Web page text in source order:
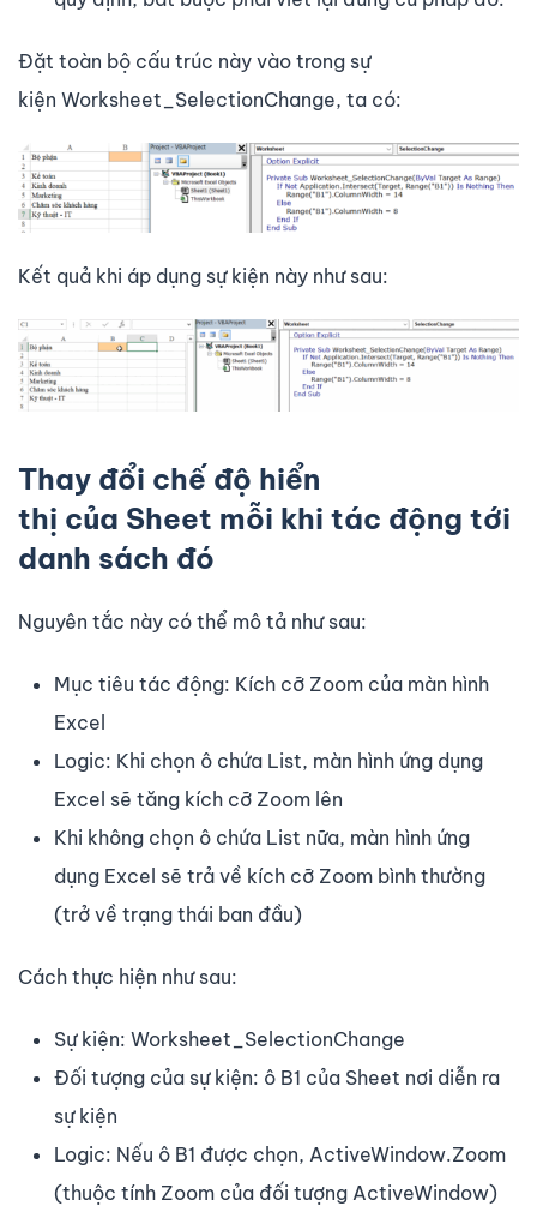
Đặt toàn bộ cấu trúc này vào trong sự
kiện Worksheet_SelectionChange, ta có:
Kết quả khi áp dụng sự kiện này như sau:
Thay đổi chế độ hiển
thị của Sheet mỗi khi tác động tới
danh sách đó
Nguyên tắc này có thể mô tả như sau:
Mục tiêu tác động: Kích cỡ Zoom của màn hình
Excel
Logic: Khi chọn ô chứa List, màn hình ứng dụng
Excel sẽ tăng kích cỡ Zoom lên
Khi không chọn ô chứa List nữa, màn hình ứng
dụng Excel sẽ trả về kích cỡ Zoom bình thường
(trở về trạng thái ban đầu)
Cách thực hiện như sau:
Sự kiện: Worksheet_SelectionChange
Đối tượng của sự kiện: ô B1 của Sheet nơi diễn ra
sự kiện
Logic: Nếu ô B1 được chọn, ActiveWindow.Zoom
(thuộc tính Zoom của đối tượng ActiveWindow)